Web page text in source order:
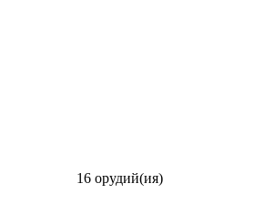
16 орудий(ия)